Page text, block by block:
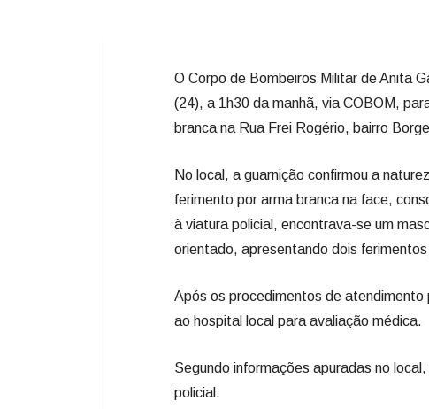
O Corpo de Bombeiros Militar de Anita
(24), a 1h30 da manhã, via COBOM,
branca na Rua Frei Rogério, bairro
No local, a guarnição confirmou a
ferimento por arma branca na face,
à viatura policial, encontrava-se um
orientado, apresentando dois
Após os procedimentos de
ao hospital local para avaliação médica.
Segundo informações apuradas no
policial.